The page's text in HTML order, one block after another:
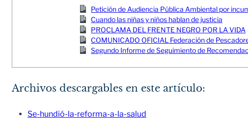
Petición de Audiencia Pública Ambiental por
Cuando las niñas y niños hablan de justicia
PROCLAMA DEL FRENTE NEGRO POR LA VIDA
COMUNICADO OFICIAL Federación de
Segundo Informe de Seguimiento de
Archivos descargables en este artículo:
Se-hundió-la-reforma-a-la-salud